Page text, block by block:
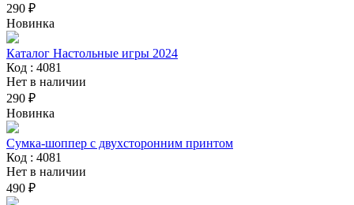
290 ₽
Новинка
Каталог Настольные игры 2024
Код : 4081
Нет в наличии
290 ₽
Новинка
Сумка-шоппер с двухсторонним принтом
Код : 4081
Нет в наличии
490 ₽